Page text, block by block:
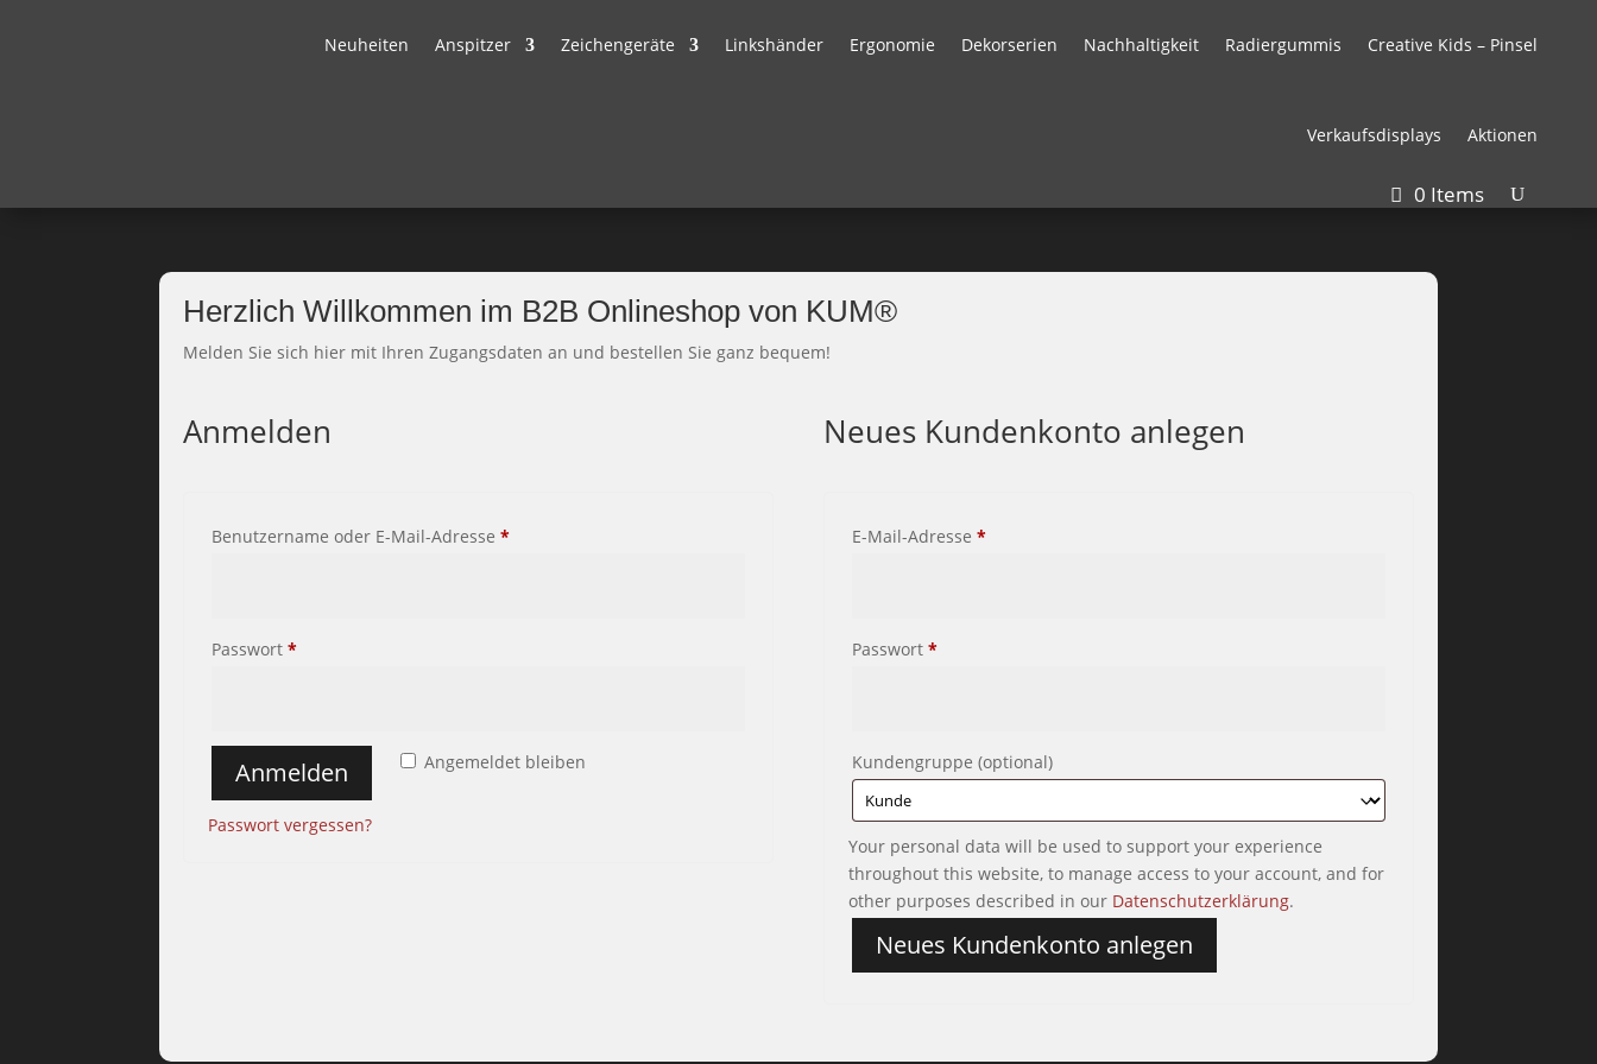
Neuheiten Anspitzer Zeichengeräte Linkshänder Ergonomie Dekorserien Nachhaltigkeit Radiergummis Creative Kids – Pinsel
Verkaufsdisplays Aktionen
0 Items
Herzlich Willkommen im B2B Onlineshop von KUM®
Melden Sie sich hier mit Ihren Zugangsdaten an und bestellen Sie ganz bequem!
Anmelden
Benutzername oder E-Mail-Adresse*Erforderlich
Passwort*Erforderlich
Angemeldet bleiben
Anmelden
Passwort vergessen?
Neues Kundenkonto anlegen
E-Mail-Adresse *Erforderlich
Passwort *Erforderlich
Kundengruppe (optional)
Your personal data will be used to support your experience
throughout this website, to manage access to your account, and for
other purposes described in our Datenschutzerklärung.
Neues Kundenkonto anlegen